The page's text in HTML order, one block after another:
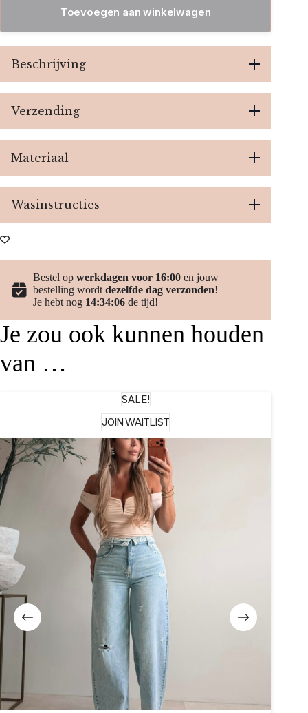
Toevoegen aan winkelwagen
Beschrijving
Verzending
Materiaal
Wasinstructies
Bestel op werkdagen voor 16:00 en jouw
bestelling wordt dezelfde dag verzonden!
Je hebt nog 14:34:06 de tijd!
Je zou ook kunnen houden
van …
SALE!
JOIN WAITLIST